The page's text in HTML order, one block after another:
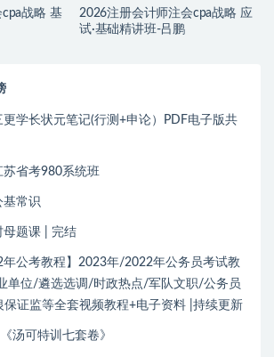
战略 基
2026注册会计师注会cpa战略 应
试·基础精讲班-吕鹏
学长状元笔记(行测+申论）PDF电子版共
苏省考980系统班
基常识
母题课 | 完结
年公考教程】2023年/2022年公务员考试教
单位/遴选选调/时政热点/军队文职/公务员
证监等全套视频教程+电子资料 |持续更新
汤可特训七套卷》